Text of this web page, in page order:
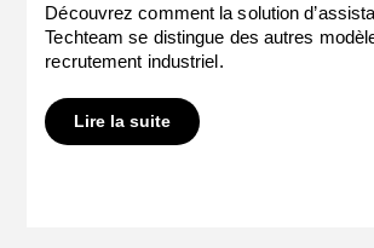
Découvrez comment la solution
Techteam se distingue des autres
recrutement industriel.
Lire la suite